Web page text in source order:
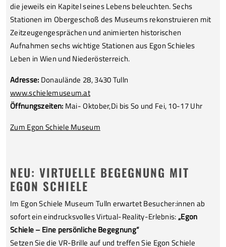
die jeweils ein Kapitel seines Lebens beleuchten. Sechs
Stationen im Obergeschoß des Museums rekonstruieren mit
Zeitzeugengesprächen und animierten historischen
Aufnahmen sechs wichtige Stationen aus Egon Schieles
Leben in Wien und Niederösterreich.
Adresse: Donaulände 28, 3430 Tulln
www.schielemuseum.at
Öffnungszeiten: Mai- Oktober,Di bis So und Fei, 10-17 Uhr
Zum Egon Schiele Museum
NEU: VIRTUELLE BEGEGNUNG MIT
EGON SCHIELE
Im Egon Schiele Museum Tulln erwartet Besucher:innen ab
sofort ein eindrucksvolles Virtual-Reality-Erlebnis:„Egon
Schiele – Eine persönliche Begegnung“
Setzen Sie die VR-Brille auf und treffen Sie Egon Schiele